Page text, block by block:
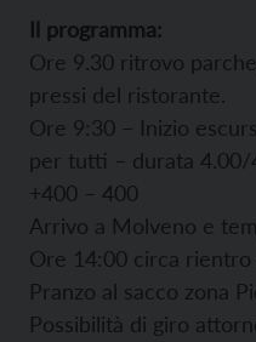
Il programma:
Ore 9.30 ritrovo
pressi del ristorante.
Ore 9:30 – Inizio
per tutti – durata 4.00/
+400 – 400
Arrivo a Molveno e
Ore 14:00 circa rientro
Pranzo al sacco zona
Possibilità di giro